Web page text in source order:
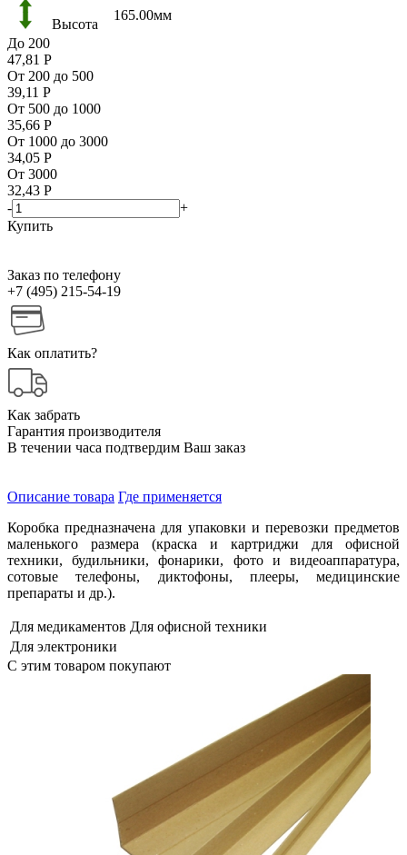
Высота
165.00мм
До 200
47,81 Р
От 200 до 500
39,11 Р
От 500 до 1000
35,66 Р
От 1000 до 3000
34,05 Р
От 3000
32,43 Р
-
+
Купить
Заказ по телефону
+7 (495) 215-54-19
Как оплатить?
Как забрать
Гарантия производителя
В течении часа подтвердим Ваш заказ
Описание товара Где применяется
Коробка предназначена для упаковки и перевозки предметов
маленького размера (краска и картриджи для офисной
техники, будильники, фонарики, фото и видеоаппаратура,
сотовые телефоны, диктофоны, плееры, медицинские
препараты и др.).
Для медикаментов Для офисной техники
Для электроники
С этим товаром покупают